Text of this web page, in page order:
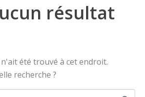
résultat
été trouvé à cet endroit.
recherche ?